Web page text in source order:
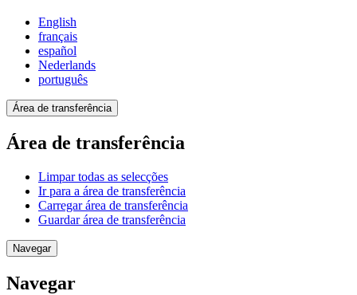
English
français
español
Nederlands
português
Área de transferência
Área de transferência
Limpar todas as selecções
Ir para a área de transferência
Carregar área de transferência
Guardar área de transferência
Navegar
Navegar